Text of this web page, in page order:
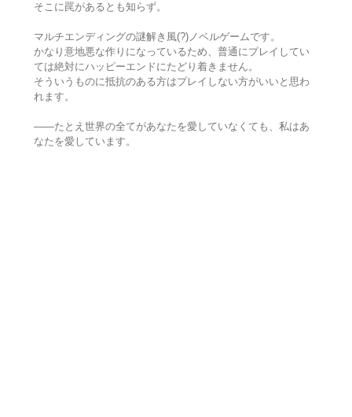
そこに罠があるとも知らず。
マルチエンディングの謎解き風(?)ノベルゲームです。
かなり意地悪な作りになっているため、普通にプレイしてい
ては絶対にハッピーエンドにたどり着きません。
そういうものに抵抗のある方はプレイしない方がいいと思わ
れます。
――たとえ世界の全てがあなたを愛していなくても、私はあ
なたを愛しています。